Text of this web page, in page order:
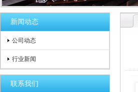
新闻动态
公司动态
行业新闻
联系我们